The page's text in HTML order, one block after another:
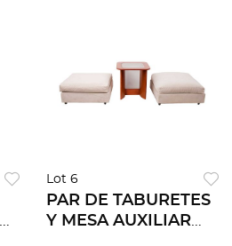
Lot 6
PAR DE TABURETES
Y MESA AUXILIAR